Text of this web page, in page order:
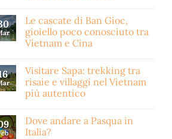
Le cascate di Ban Gioc,
gioiello poco conosciuto tra
Vietnam e Cina
Visitare Sapa: trekking tra
risaie e villaggi nel Vietnam
più autentico
Dove andare a Pasqua in
Italia?